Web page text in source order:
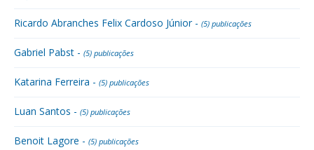
Ricardo Abranches Felix Cardoso Júnior - (5) publicações
Gabriel Pabst - (5) publicações
Katarina Ferreira - (5) publicações
Luan Santos - (5) publicações
Benoit Lagore - (5) publicações